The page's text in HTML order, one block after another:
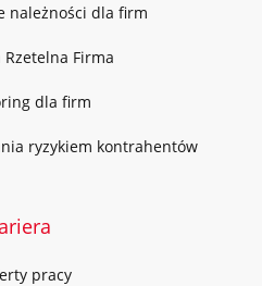
należności dla firm
Rzetelna Firma
dla firm
ryzykiem kontrahentów
pracy